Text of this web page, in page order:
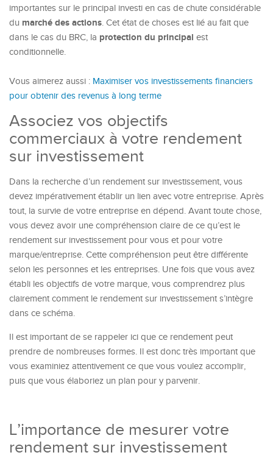
importantes sur le principal investi en cas de chute considérable
du marché des actions. Cet état de choses est lié au fait que
dans le cas du BRC, la protection du principal est
conditionnelle.
Vous aimerez aussi : Maximiser vos investissements financiers
pour obtenir des revenus à long terme
Associez vos objectifs
commerciaux à votre rendement
sur investissement
Dans la recherche d’un rendement sur investissement, vous
devez impérativement établir un lien avec votre entreprise. Après
tout, la survie de votre entreprise en dépend. Avant toute chose,
vous devez avoir une compréhension claire de ce qu’est le
rendement sur investissement pour vous et pour votre
marque/entreprise. Cette compréhension peut être différente
selon les personnes et les entreprises. Une fois que vous avez
établi les objectifs de votre marque, vous comprendrez plus
clairement comment le rendement sur investissement s’intègre
dans ce schéma.
Il est important de se rappeler ici que ce rendement peut
prendre de nombreuses formes. Il est donc très important que
vous examiniez attentivement ce que vous voulez accomplir,
puis que vous élaboriez un plan pour y parvenir.
L’importance de mesurer votre
rendement sur investissement